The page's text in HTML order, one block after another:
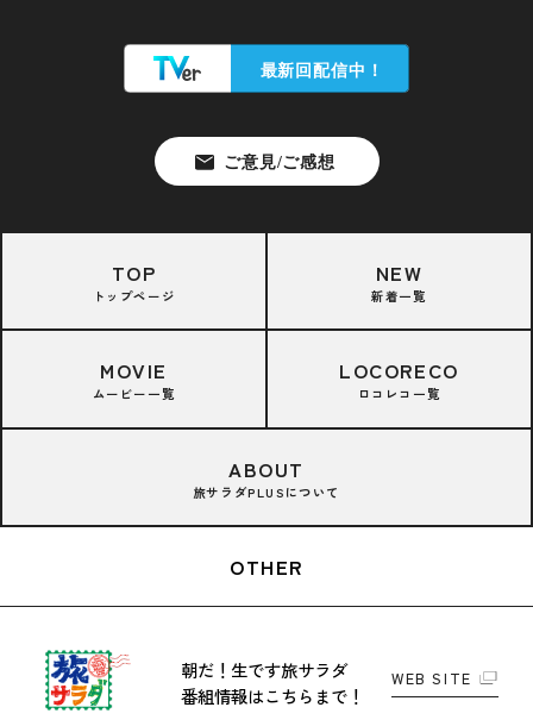
TOP
トップページ
NEW
新着一覧
MOVIE
ムービー一覧
LOCORECO
ロコレコ一覧
ABOUT
旅サラダPLUSについて
OTHER
朝だ！生です旅サラダ
番組情報はこちらまで！
WEB SITE